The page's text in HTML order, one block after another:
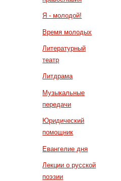
Я - молодой!
Время молодых
Литературный
театр
Литдрама
Музыкальные
передачи
Юридический
помощник
Евангелие дня
Лекции о русской
поэзии